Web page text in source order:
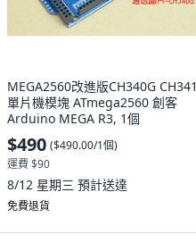
MEGA2560改進版CH340G CH341
單片機模塊 ATmega2560 創客
Arduino MEGA R3, 1個
$490 ($490.00/1個)
運費 $90
8/12 星期三 預計送達
免費退貨